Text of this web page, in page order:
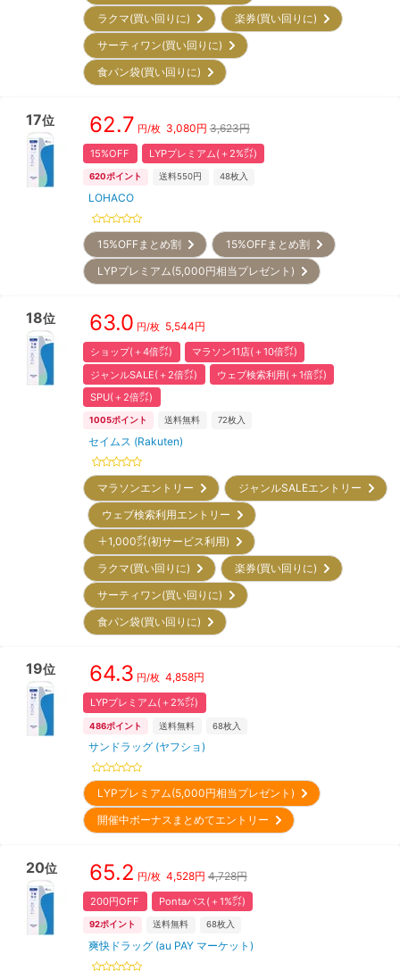
ラクマ(買い回りに)
楽券(買い回りに)
サーティワン(買い回りに)
食パン袋(買い回りに)
17位 62.7 円/枚 3,080円 3,623円
15%OFF LYPプレミアム(＋2%㌽)
620ポイント 送料550円 48枚入
LOHACO
15%OFFまとめ割
15%OFFまとめ割
LYPプレミアム(5,000円相当プレゼント)
18位 63.0 円/枚 5,544円
ショップ(＋4倍㌽)
マラソン11店(＋10倍㌽)
ジャンルSALE(＋2倍㌽)
ウェブ検索利用(＋1倍㌽)
SPU(＋2倍㌽)
1005ポイント 送料無料 72枚入
セイムス (Rakuten)
マラソンエントリー
ジャンルSALEエントリー
ウェブ検索利用エントリー
＋1,000㌽(初サービス利用)
ラクマ(買い回りに)
楽券(買い回りに)
サーティワン(買い回りに)
食パン袋(買い回りに)
19位 64.3 円/枚 4,858円
LYPプレミアム(＋2%㌽)
486ポイント 送料無料 68枚入
サンドラッグ (ヤフショ)
LYPプレミアム(5,000円相当プレゼント)
開催中ボーナスまとめてエントリー
20位 65.2 円/枚 4,528円 4,728円
200円OFF Pontaパス(＋1%㌽)
92ポイント 送料無料 68枚入
爽快ドラッグ (au PAY マーケット)